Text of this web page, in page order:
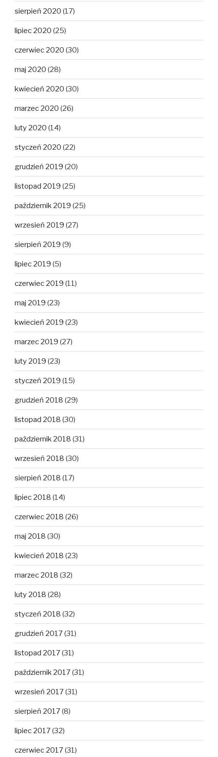
sierpień 2020 (17)
lipiec 2020 (25)
czerwiec 2020 (30)
maj 2020 (28)
kwiecień 2020 (30)
marzec 2020 (26)
luty 2020 (14)
styczeń 2020 (22)
grudzień 2019 (20)
listopad 2019 (25)
październik 2019 (25)
wrzesień 2019 (27)
sierpień 2019 (9)
lipiec 2019 (5)
czerwiec 2019 (11)
maj 2019 (23)
kwiecień 2019 (23)
marzec 2019 (27)
luty 2019 (23)
styczeń 2019 (15)
grudzień 2018 (29)
listopad 2018 (30)
październik 2018 (31)
wrzesień 2018 (30)
sierpień 2018 (17)
lipiec 2018 (14)
czerwiec 2018 (26)
maj 2018 (30)
kwiecień 2018 (23)
marzec 2018 (32)
luty 2018 (28)
styczeń 2018 (32)
grudzień 2017(31)
listopad 2017(31)
październik 2017(31)
wrzesień 2017(31)
sierpień 2017(8)
lipiec 2017(32)
czerwiec 2017(31)